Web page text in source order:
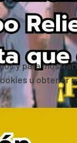
y para
u obtener